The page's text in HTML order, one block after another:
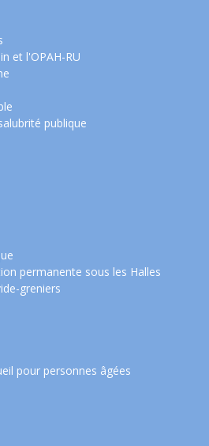
et l'OPAH-RU
publique
permanente sous les Halles
greniers
pour personnes âgées